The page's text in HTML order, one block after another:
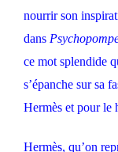
nourrir son
dans
ce mot splendide
s’épanche sur sa
Hermès et pour le
Hermès, qu’on